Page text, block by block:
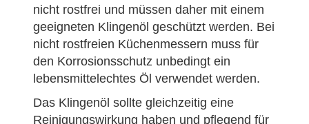
nicht rostfrei und müssen daher mit einem
geeigneten Klingenöl geschützt werden. Bei
nicht rostfreien Küchenmessern muss für
den Korrosionsschutz unbedingt ein
lebensmittelechtes Öl verwendet werden.
Das Klingenöl sollte gleichzeitig eine
Reinigungswirkung haben und pflegend für